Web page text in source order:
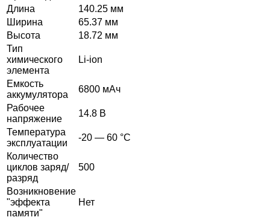
Длина
140.25 мм
Ширина
65.37 мм
Высота
18.72 мм
Тип
химического
элемента
Li-ion
Емкость
аккумулятора
6800 мАч
Рабочее
напряжение
14.8 В
Температура
эксплуатации
-20 — 60 °C
Количество
циклов заряд/
разряд
500
Возникновение
"эффекта
памяти"
Нет